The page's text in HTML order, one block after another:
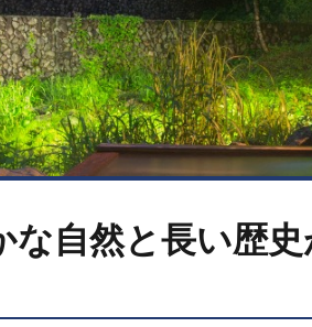
な自然と長い歴